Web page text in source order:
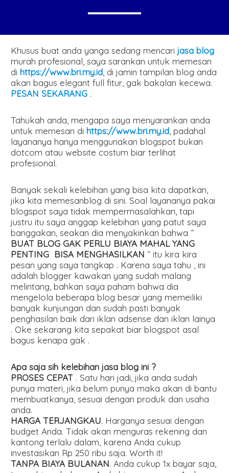
Khusus buat anda yanga sedang mencarijasa blog
murah profesional, saya sarankan untuk memesan
dihttps://www.bri.my.id , di jamin tampilan blog anda
akan bagus elegant full fitur, gak bakalan kecewa.
PESAN SEKARANG .
Tahukah anda, mengapa saya menyarankan anda
untuk memesan dihttps://www.bri.my.id , padahal
layananya hanya menggunakan blogspot bukan
dotcom atau website costum biar terlihat
profesional.
Banyak sekali kelebihan yang bisa kita dapatkan,
jika kita memesanblog di sini. Soal layananya pakai
blogspot saya tidak mempermasalahkan, tapi
justru itu saya anggap kelebihan yang patut saya
banggakan, seakan dia menyakinkan bahwa ”
BUAT BLOG GAK PERLU BIAYA MAHAL YANG
PENTING BISA MENGHASILKAN ” itu kira kira
pesan yang saya tangkap . Karena saya tahu , ini
adalah blogger kawakan yang sudah malang
melintang, bahkan saya paham bahwa dia
mengelola beberapa blog besar yang memeiliki
banyak kunjungan dan sudah pasti banyak
penghasilan baik dari iklan adsense dan iklan lainya
. Oke sekarang kita sepakat biar blogspot asal
bagus kenapa gak .
Apa saja sih kelebihan jasa blog ini ?
PROSES CEPAT . Satu hari jadi, jika anda sudah
punya materi, jika belum punya maka akan di bantu
membuatkanya, sesuai dengan produk dan usaha
anda.
HARGA TERJANGKAU. Harganya sesuai dengan
budget Anda. Tidak akan menguras rekening dan
kantong terlalu dalam, karena Anda cukup
investasikan Rp 250 ribu saja. Worth it!
TANPA BIAYA BULANAN. Anda cukup 1x bayar saja,